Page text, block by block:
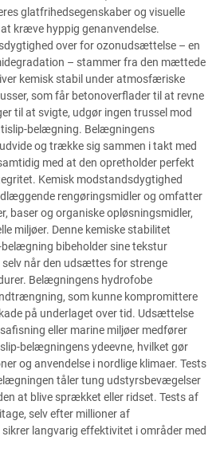
glatfrihedsegenskaber og visuelle
kræve hyppig genanvendelse.
over for ozonudsættelse – en
– stammer fra den mættede
kemisk stabil under atmosfæriske
som får betonoverflader til at revne
til at svigte, udgør ingen trussel mod
belægning. Belægningens
og trække sig sammen i takt med
med at den opretholder perfekt
Kemisk modstandsdygtighed
rengøringsmidler og omfatter
baser og organiske opløsningsmidler,
miljøer. Denne kemiske stabilitet
belægning bibeholder sine tekstur
når den udsættes for strenge
Belægningens hydrofobe
som kunne kompromittere
på underlaget over tid. Udsættelse
eller marine miljøer medfører
belægningens ydeevne, hvilket gør
og anvendelse i nordlige klimaer. Tests
tåler tung udstyrsbevægelser
at blive sprækket eller ridset. Tests af
selv efter millioner af
langvarig effektivitet i områder med